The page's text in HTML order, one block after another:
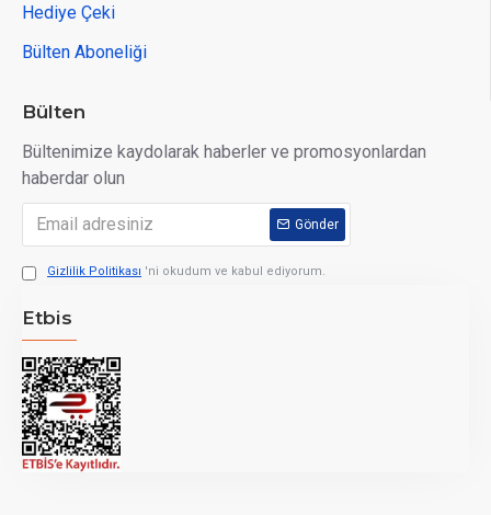
Hediye Çeki
Bülten Aboneliği
Bülten
Bültenimize kaydolarak haberler ve promosyonlardan
haberdar olun
Gönder
Gizlilik Politikası 'ni okudum ve kabul ediyorum.
Etbis